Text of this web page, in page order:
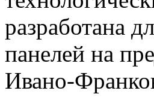
разработана
панелей на
Ивано-